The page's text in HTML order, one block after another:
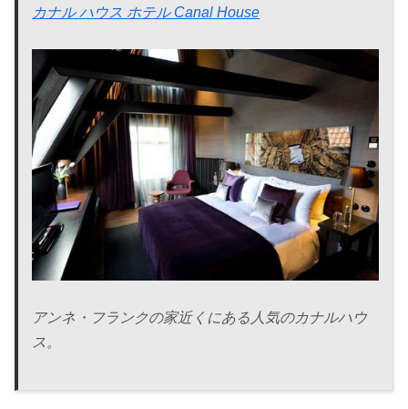
カナル ハウス ホテル Canal House
アンネ・フランクの家近くにある人気のカナルハウ
ス。